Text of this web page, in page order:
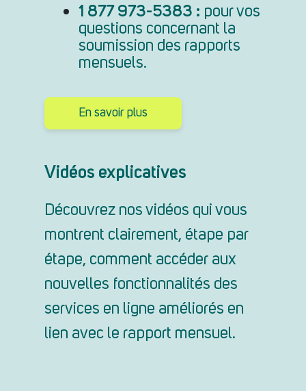
1 877 973-5383 : pour vos
questions concernant la
soumission des rapports
mensuels.
En savoir plus
Vidéos explicatives
Découvrez nos vidéos qui vous
montrent clairement, étape par
étape, comment accéder aux
nouvelles fonctionnalités des
services en ligne améliorés en
lien avec le rapport mensuel.